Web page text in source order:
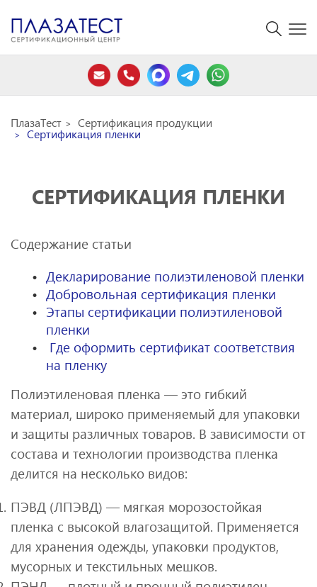
ПлазаТест Сертификация продукции
Сертификация пленки
СЕРТИФИКАЦИЯ ПЛЕНКИ
Содержание статьи
Декларирование полиэтиленовой пленки
Добровольная сертификация пленки
Этапы сертификации полиэтиленовой
пленки
Где оформить сертификат соответствия
на пленку
Полиэтиленовая пленка — это гибкий
материал, широко применяемый для упаковки
и защиты различных товаров. В зависимости от
состава и технологии производства пленка
делится на несколько видов:
ПЭВД (ЛПЭВД) — мягкая морозостойкая
пленка с высокой влагозащитой. Применяется
для хранения одежды, упаковки продуктов,
мусорных и текстильных мешков.